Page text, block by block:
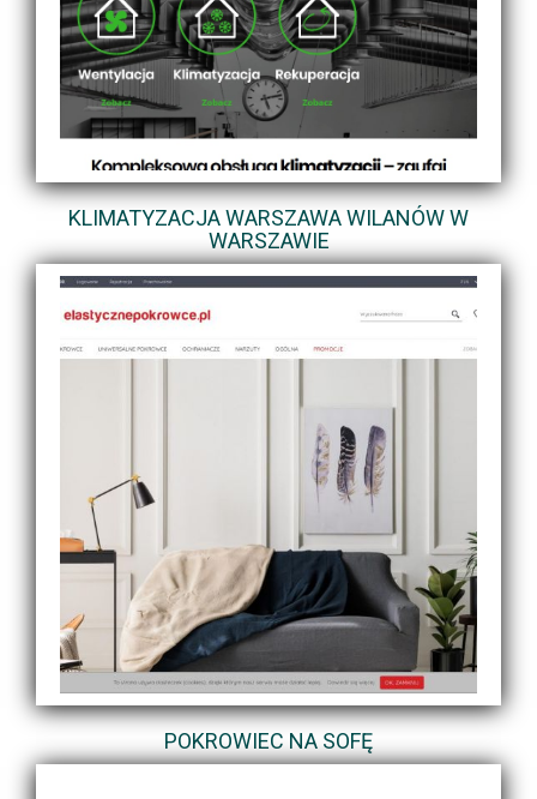
KLIMATYZACJA WARSZAWA WILANÓW W
WARSZAWIE
POKROWIEC NA SOFĘ